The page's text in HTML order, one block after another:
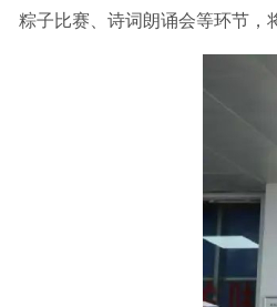
粽子比赛、诗词朗诵会等环节，